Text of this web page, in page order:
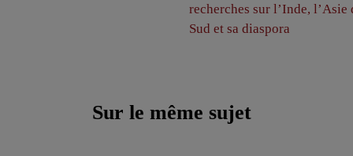
recherches sur l’Inde, l’Asie
Sud et sa diaspora
Sur le même sujet